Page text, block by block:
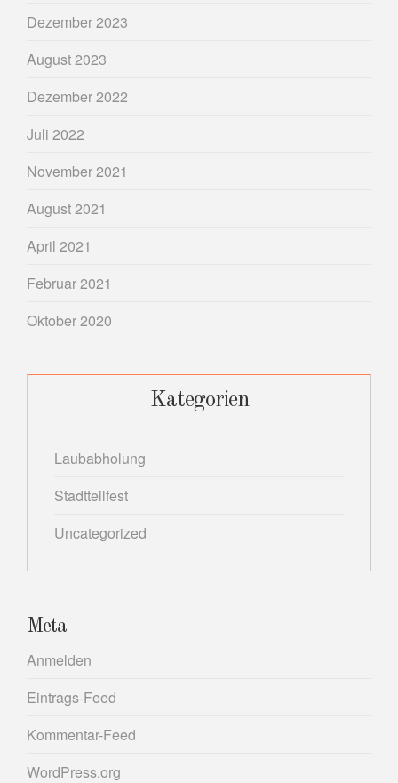
Dezember 2023
August 2023
Dezember 2022
Juli 2022
November 2021
August 2021
April 2021
Februar 2021
Oktober 2020
Kategorien
Laubabholung
Stadtteilfest
Uncategorized
Meta
Anmelden
Eintrags-Feed
Kommentar-Feed
WordPress.org